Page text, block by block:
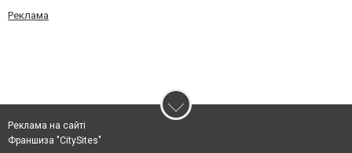
Реклама
Реклама на сайті
Франшиза "CitySites"